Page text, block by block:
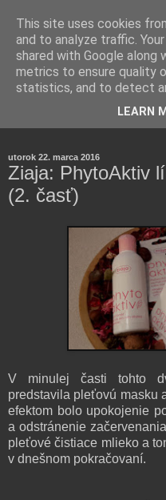
rozoberá témy o zdraví,
utorok 22. marca 2016
Ziaja: PhytoAktiv
(2. časť)
V minulej časti tohto
predstavila pleťovú masku
efektom bolo upokojenie
a odstránenie
pleťové čistiace mlieko a
v dnešnom pokračovaní.
This site uses cookies
and to analyze traffic.
shared with Google along
metrics to ensure quality
statistics, and to detect
LEARN